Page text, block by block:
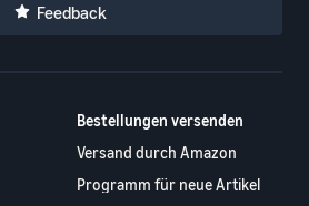
Feedback
Bestellungen versenden
Versand durch Amazon
Programm für neue Artikel